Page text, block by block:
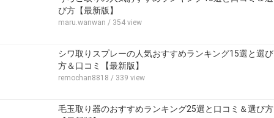
び方【最新版】
maru.wanwan / 354 view
シワ取りスプレーの人気おすすめランキング15選と選び
方＆口コミ【最新版】
remochan8818 / 339 view
毛玉取り器のおすすめランキング25選と口コミ＆選び方